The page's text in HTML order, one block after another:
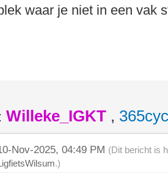
waar je niet in een vak
Willeke_IGKT ,
Nov-2025, 04:49 PM (Dit bericht is
.)